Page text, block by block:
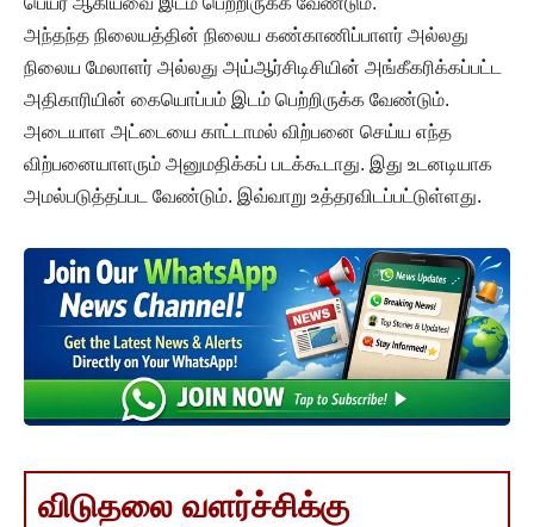
அந்தந்த நிலையத்தின் நிலைய கண்காணிப்பாளர் அல்லது
நிலைய மேலாளர் அல்லது அய்ஆர்சிடிசியின் அங்கீகரிக்கப்பட்ட
அதிகாரியின் கையொப்பம் இடம் பெற்றிருக்க வேண்டும்.
அடையாள அட்டையை காட்டாமல் விற்பனை செய்ய எந்த
விற்பனையாளரும் அனுமதிக்கப் படக்கூடாது. இது உடனடியாக
அமல்படுத்தப்பட வேண்டும். இவ்வாறு உத்தரவிடப்பட்டுள்ளது.
விடுதலை வளர்ச்சிக்கு